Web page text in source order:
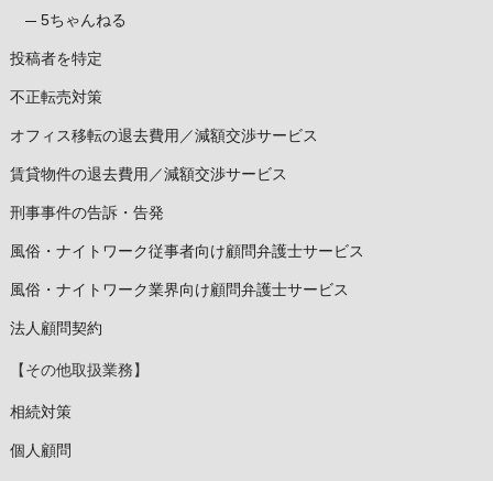
5ちゃんねる
投稿者を特定
不正転売対策
オフィス移転の退去費用／減額交渉サービス
賃貸物件の退去費用／減額交渉サービス
刑事事件の告訴・告発
風俗・ナイトワーク従事者向け顧問弁護士サービス
風俗・ナイトワーク業界向け顧問弁護士サービス
法人顧問契約
【その他取扱業務】
相続対策
個人顧問